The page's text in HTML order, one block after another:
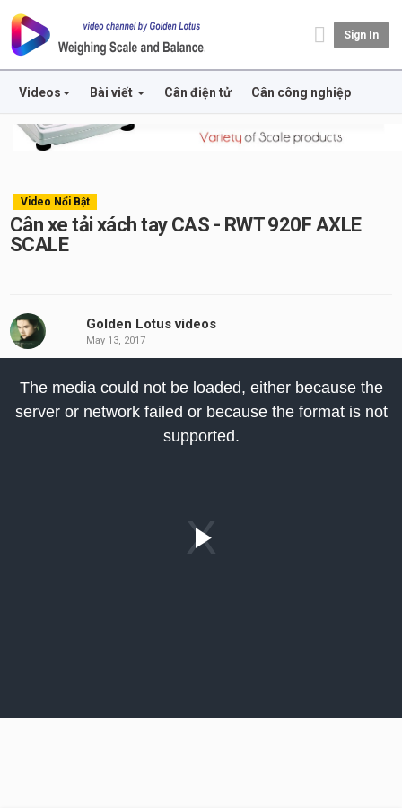
Sign In
Videos Bài viết Cân điện tử Cân công nghiệp
Video Nổi Bật
Cân xe tải xách tay CAS - RWT 920F AXLE
SCALE
Golden Lotus videos
May 13, 2017
The media could not be loaded, either because the
server or network failed or because the format is not
supported.